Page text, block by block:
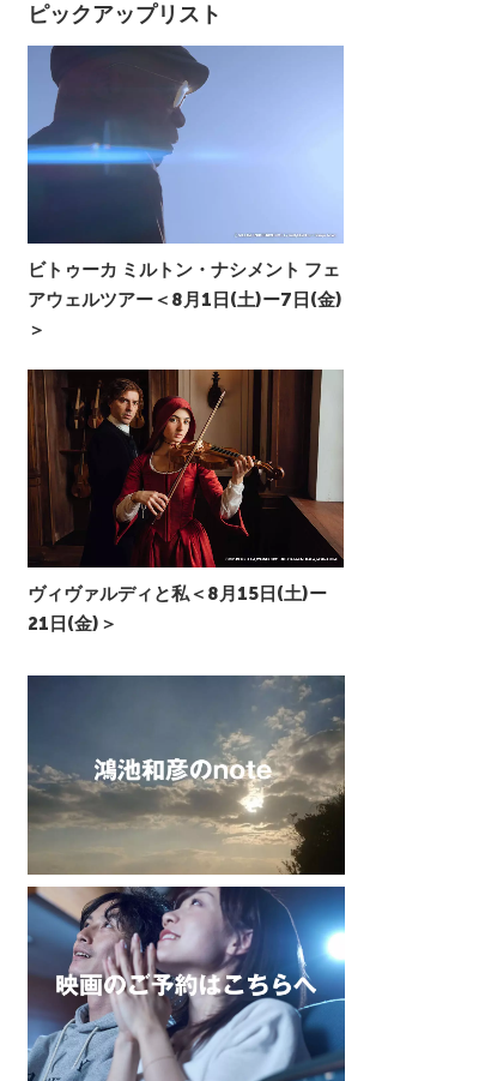
ピックアップリスト
ビトゥーカ ミルトン・ナシメント フェ
アウェルツアー＜8月1日(土)ー7日(金)
＞
ヴィヴァルディと私＜8月15日(土)ー
21日(金)＞